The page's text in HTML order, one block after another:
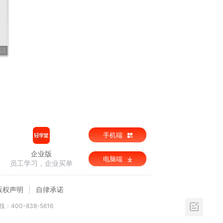
企业版
员工学习，企业买单
手机端
电脑端
权声明 自律承诺
：400-838-5616